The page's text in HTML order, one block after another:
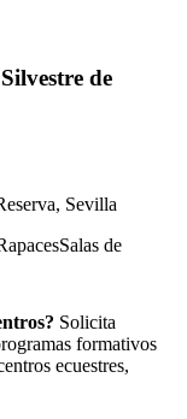
de
Sevilla
Salas de
Solicita
formativos
ecuestres,